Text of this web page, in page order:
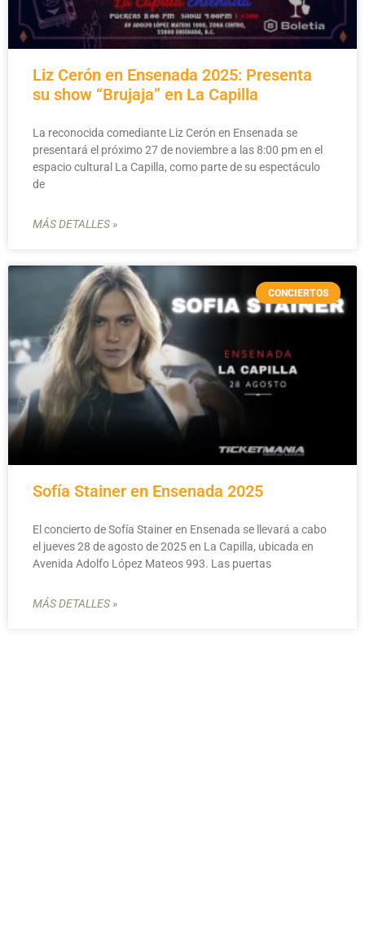
Liz Cerón en Ensenada 2025: Presenta
su show “Brujaja” en La Capilla
La reconocida comediante Liz Cerón en Ensenada se
presentará el próximo 27 de noviembre a las 8:00 pm en el
espacio cultural La Capilla, como parte de su espectáculo
de
MÁS DETALLES »
CONCIERTOS
Sofía Stainer en Ensenada 2025
El concierto de Sofía Stainer en Ensenada se llevará a cabo
el jueves 28 de agosto de 2025 en La Capilla, ubicada en
Avenida Adolfo López Mateos 993. Las puertas
MÁS DETALLES »